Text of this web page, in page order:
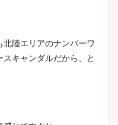
神メグアナのニット画像
陸エリアのナンバーワ
キャンダルだから、と